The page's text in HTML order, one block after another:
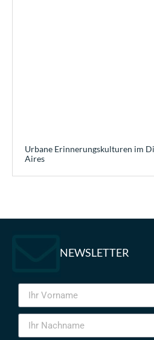
Urbane Erinnerungskulturen im
Aires
NEWSLETTER